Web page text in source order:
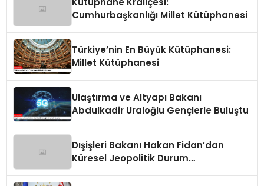
Cumhurbaşkanlığı Millet Kütüphanesi
Türkiye’nin En Büyük Kütüphanesi:
Millet Kütüphanesi
Ulaştırma ve Altyapı Bakanı
Abdulkadir Uraloğlu Gençlerle Buluştu
Dışişleri Bakanı Hakan Fidan’dan
Küresel Jeopolitik Durum